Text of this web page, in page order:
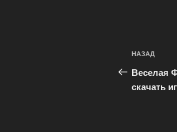
по
запись:
НАЗАД
Веселая
скачать